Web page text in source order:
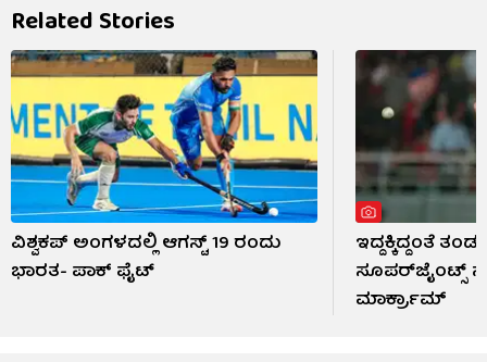
Related Stories
ವಿಶ್ವಕಪ್ ಅಂಗಳದಲ್ಲಿ ಆಗಸ್ಟ್ 19 ರಂದು
ಭಾರತ- ಪಾಕ್ ಫೈಟ್
ಇದ್ದಕ್ಕಿದ್ದಂತೆ
ಸೂಪರ್‌ಜೈಂಟ್ಸ್
ಮಾರ್ಕ್ರಾಮ್